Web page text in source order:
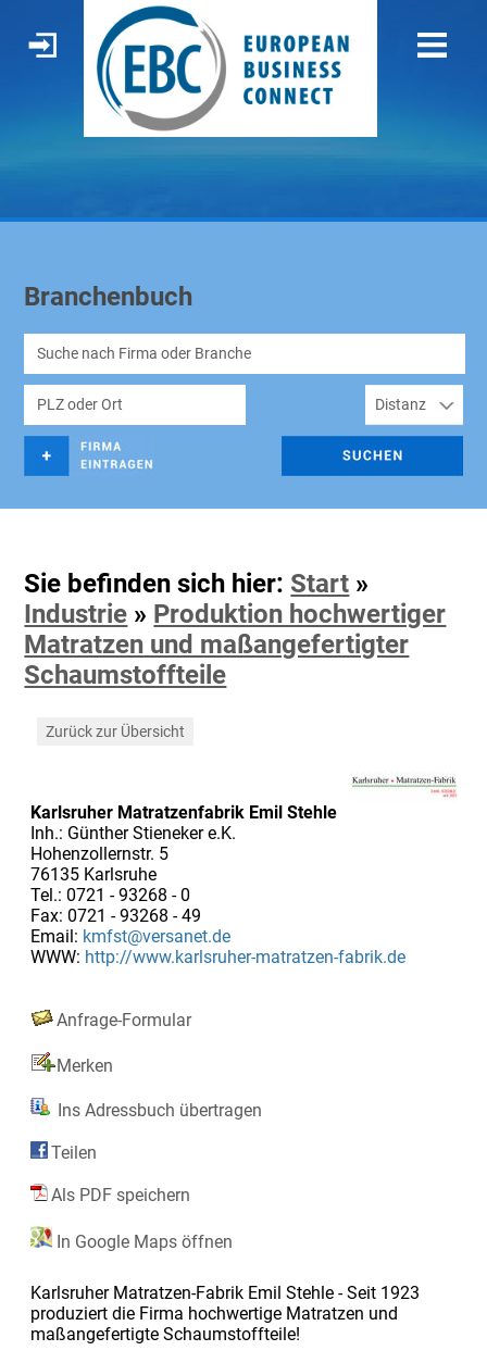
Branchenbuch
Sie befinden sich hier: Start »
Industrie » Produktion hochwertiger
Matratzen und maßangefertigter
Schaumstoffteile
Zurück zur Übersicht
Karlsruher Matratzenfabrik Emil Stehle
Inh.: Günther Stieneker e.K.
Hohenzollernstr. 5
76135 Karlsruhe
Tel.: 0721 - 93268 - 0
Fax: 0721 - 93268 - 49
Email: kmfst@versanet.de
WWW: http://www.karlsruher-matratzen-fabrik.de
Anfrage-Formular
Merken
Ins Adressbuch übertragen
Teilen
Als PDF speichern
In Google Maps öffnen
Karlsruher Matratzen-Fabrik Emil Stehle - Seit 1923
produziert die Firma hochwertige Matratzen und
maßangefertigte Schaumstoffteile!